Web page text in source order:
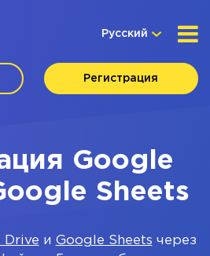
Русский
Регистрация
Google
Sheets
Drive и Google Sheets через